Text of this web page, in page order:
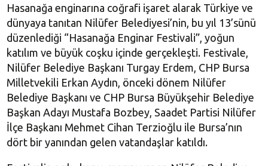
Hasanağa enginarına coğrafi işaret alarak Türkiye ve
dünyaya tanıtan Nilüfer Belediyesi’nin, bu yıl 13’sünü
düzenlediği “Hasanağa Enginar Festivali”, yoğun
katılım ve büyük coşku içinde gerçekleşti. Festivale,
Nilüfer Belediye Başkanı Turgay Erdem, CHP Bursa
Milletvekili Erkan Aydın, önceki dönem Nilüfer
Belediye Başkanı ve CHP Bursa Büyükşehir Belediye
Başkan Adayı Mustafa Bozbey, Saadet Partisi Nilüfer
İlçe Başkanı Mehmet Cihan Terzioğlu ile Bursa’nın
dört bir yanından gelen vatandaşlar katıldı.